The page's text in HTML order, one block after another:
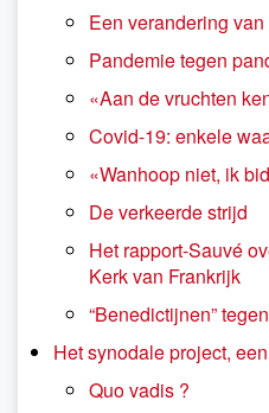
Een verandering
Pandemie tegen
«Aan de vruchten
Covid-19: enkele
«Wanhoop niet, ik
De verkeerde strijd
Het rapport-Sauvé
Kerk van Frankrijk
“Benedictijnen”
Het synodale project,
Quo vadis ?